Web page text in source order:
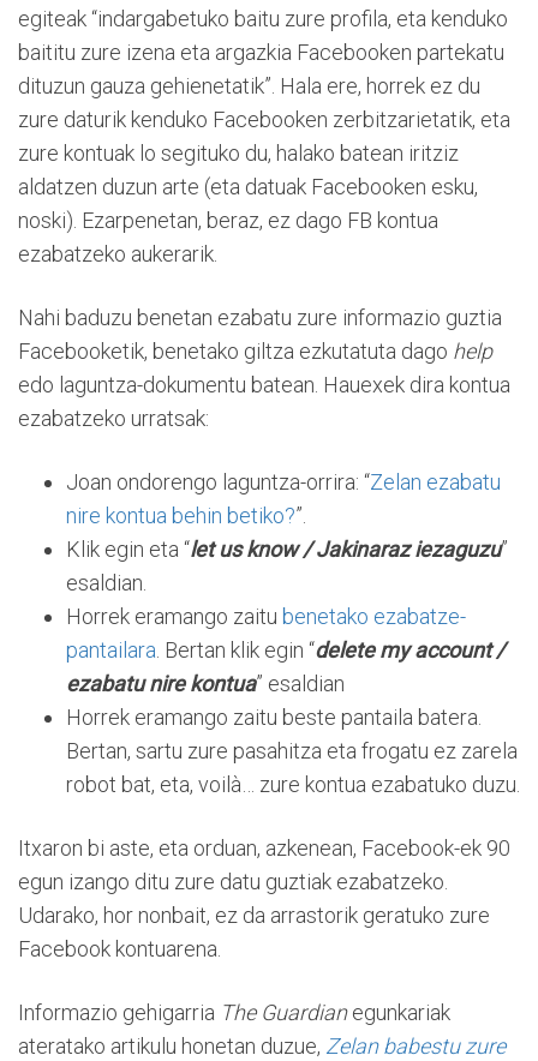
egiteak “indargabetuko baitu zure profila, eta kenduko
baititu zure izena eta argazkia Facebooken partekatu
dituzun gauza gehienetatik”. Hala ere, horrek ez du
zure daturik kenduko Facebooken zerbitzarietatik, eta
zure kontuak lo segituko du, halako batean iritziz
aldatzen duzun arte (eta datuak Facebooken esku,
noski). Ezarpenetan, beraz, ez dago FB kontua
ezabatzeko aukerarik.
Nahi baduzu benetan ezabatu zure informazio guztia
Facebooketik, benetako giltza ezkutatuta dago help
edo laguntza-dokumentu batean. Hauexek dira kontua
ezabatzeko urratsak:
Joan ondorengo laguntza-orrira: “Zelan ezabatu
nire kontua behin betiko?”.
Klik egin eta “let us know / Jakinaraz iezaguzu”
esaldian.
Horrek eramango zaitu benetako ezabatze-
pantailara . Bertan klik egin “delete my account /
ezabatu nire kontua” esaldian
Horrek eramango zaitu beste pantaila batera.
Bertan, sartu zure pasahitza eta frogatu ez zarela
robot bat, eta, voilà… zure kontua ezabatuko duzu.
Itxaron bi aste, eta orduan, azkenean, Facebook-ek 90
egun izango ditu zure datu guztiak ezabatzeko.
Udarako, hor nonbait, ez da arrastorik geratuko zure
Facebook kontuarena.
Informazio gehigarria The Guardianegunkariak
ateratako artikulu honetan duzue, Zelan babestu zure